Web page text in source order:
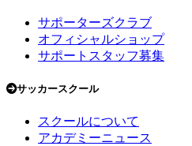
サポーターズクラブ
オフィシャルショップ
サポートスタッフ募集
サッカースクール
スクールについて
アカデミーニュース